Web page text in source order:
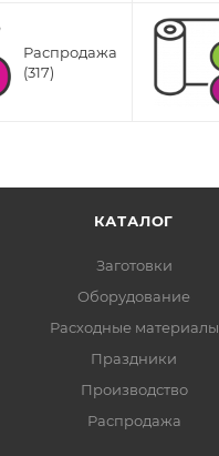
Распродажа
(317)
КАТАЛОГ
Заготовки
Оборудование
Расходные материалы
Праздники
Производство
Распродажа